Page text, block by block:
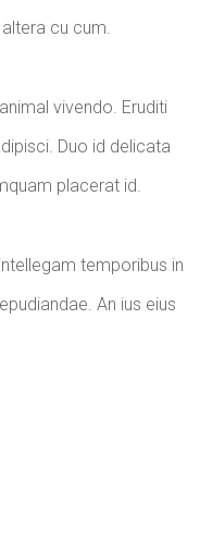
cu cum.
vivendo. Eruditi
Duo id delicata
placerat id.
temporibus in
An ius eius